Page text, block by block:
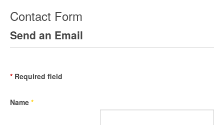
Contact Form
Send an Email
* Required field
Name *